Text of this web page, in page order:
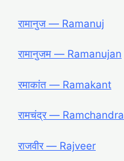
रामानुज ― Ramanuj
रामानुजम ― Ramanujan
रमाकांत ― Ramakant
रामचंद्र ― Ramchandra
राजवीर ― Rajveer